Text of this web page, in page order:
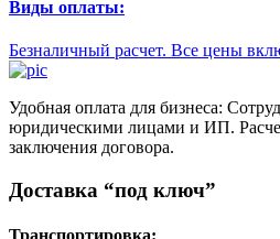
Виды оплаты:
Безналичный расчет. Все цены
Удобная оплата для бизнеса:
юридическими лицами и ИП.
заключения договора.
Доставка “под ключ”